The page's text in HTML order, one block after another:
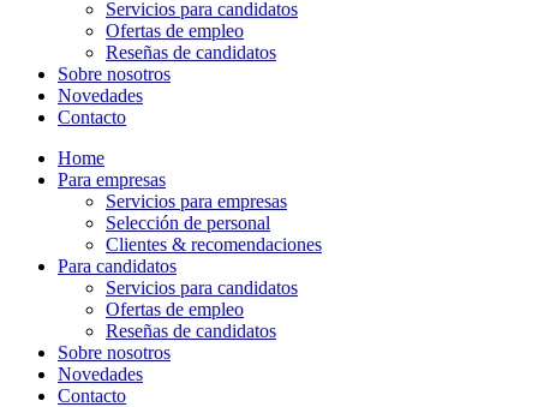
Servicios para candidatos
Ofertas de empleo
Reseñas de candidatos
Sobre nosotros
Novedades
Contacto
Home
Para empresas
Servicios para empresas
Selección de personal
Clientes & recomendaciones
Para candidatos
Servicios para candidatos
Ofertas de empleo
Reseñas de candidatos
Sobre nosotros
Novedades
Contacto